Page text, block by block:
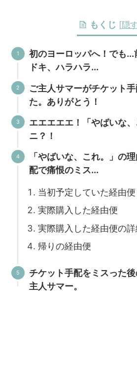
もくじ [隠
初のヨーロッパへ！でも...
ドキ、ハラハラ...
ご主人サマーがチケット
た。ありがとう！
エエエエエ！「やばいな
ニ？！
「やばいな、これ。」の
配で痛恨のミス...
当初予定していた経由便
実際購入した経由便
実際購入した経由便の詳
帰りの経由便
チケット手配をミスった
主人サマー。